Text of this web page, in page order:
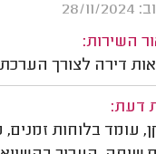
2024
השירות:
דירה לצורך
דעת:
עומד בלוחות